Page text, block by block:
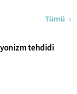
Tümü
tehdidi